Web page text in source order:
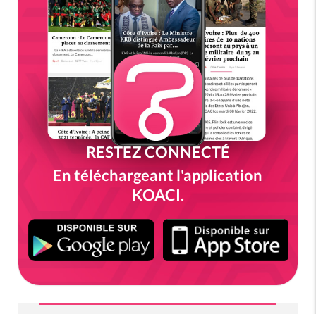
RESTEZ CONNECTÉ
En téléchargeant l'application
KOACI.